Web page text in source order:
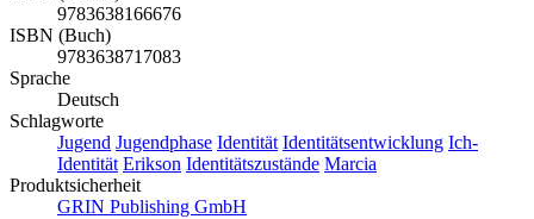
9783638166676
ISBN (Buch)
9783638717083
Sprache
Deutsch
Schlagworte
Jugend Jugendphase Identität Identitätsentwicklung Ich-
Identität Erikson Identitätszustände Marcia
Produktsicherheit
GRIN Publishing GmbH